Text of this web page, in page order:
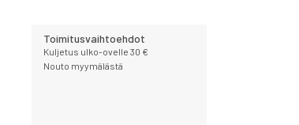
Toimitusvaihtoehdot
Kuljetus ulko-ovelle 30 €
Nouto myymälästä